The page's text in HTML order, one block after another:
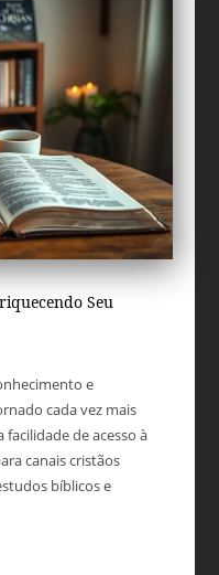
Seu
e
cada vez mais
de acesso à
canais cristãos
bíblicos e